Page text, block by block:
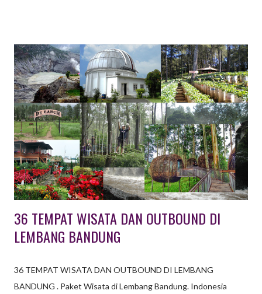
tempat wisata Orchid Forest Lembang Bandung ini, pengelola
menyediakan beberapa fasilitas pendukung berupa sarana
aktifitas outbound, aktifitas olah raga dan leisure. Taman wisata
dengan thema berbagai jenis bunga anggrek ini, dilengkapi juga
beberapa jenis tanaman langka lainnya seperti bunga bangkai.
Dengan konsep ini , kawasan Orchid Forest dikembangkan tidak
hanya sebagai tujuan wisata umum, konsep pendidikan atau
wisata edukasi menjadi unggulan di tempat wisata ini. ...
36 TEMPAT WISATA DAN OUTBOUND DI
LEMBANG BANDUNG
36 TEMPAT WISATA DAN OUTBOUND DI LEMBANG
BANDUNG . Paket Wisata di Lembang Bandung. Indonesia